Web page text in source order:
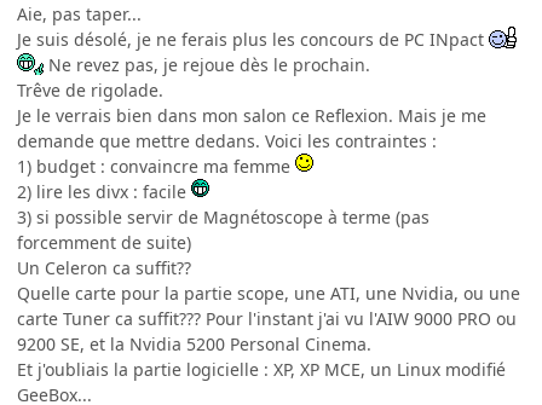
Aie, pas taper...
Je suis désolé, je ne ferais plus les concours de PC INpact
Ne revez pas, je rejoue dès le prochain.
Trêve de rigolade.
Je le verrais bien dans mon salon ce Reflexion. Mais je me
demande que mettre dedans. Voici les contraintes :
1) budget : convaincre ma femme
2) lire les divx : facile
3) si possible servir de Magnétoscope à terme (pas
forcemment de suite)
Un Celeron ca suffit??
Quelle carte pour la partie scope, une ATI, une Nvidia, ou une
carte Tuner ca suffit??? Pour l'instant j'ai vu l'AIW 9000 PRO ou
9200 SE, et la Nvidia 5200 Personal Cinema.
Et j'oubliais la partie logicielle : XP, XP MCE, un Linux modifié
GeeBox...